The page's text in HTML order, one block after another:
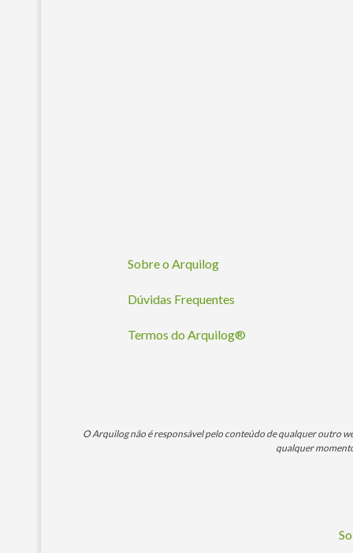
Sobre o Arquilog
Dúvidas Frequentes
Termos do Arquilog®
O Arquilog não é responsável pelo conteúdo de qualquer outro
qualquer